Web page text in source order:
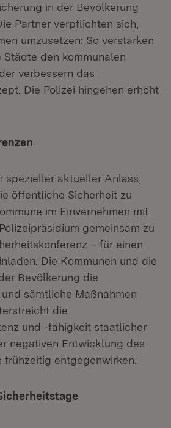
in der Bevölkerung
Partner verpflichten sich,
umzusetzen: So verstärken
den kommunalen
verbessern das
Die Polizei hingehen erhöht
spezieller aktueller Anlass,
öffentliche Sicherheit zu
im Einvernehmen mit
gemeinsam zu
– für einen
Die Kommunen und die
Bevölkerung die
sämtliche Maßnahmen
die
und -fähigkeit staatlicher
negativen Entwicklung des
entgegenwirken.